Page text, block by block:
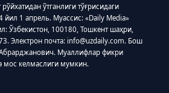
ўтганлиги тўғрисидаги
1 апрель. Муассис: «Daily Media»
Ўзбекистон, 100180, Тошкент шаҳри,
Электрон почта: info@uzdaily.com. Бош
Муаллифлар фикри
мос келмаслиги мумкин.